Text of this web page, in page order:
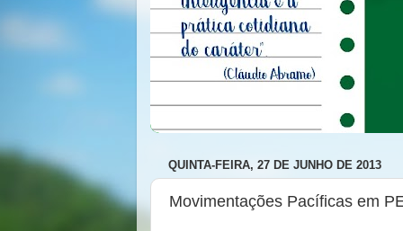
QUINTA-FEIRA, 27 DE JUNHO DE 2013
Movimentações Pacíficas em